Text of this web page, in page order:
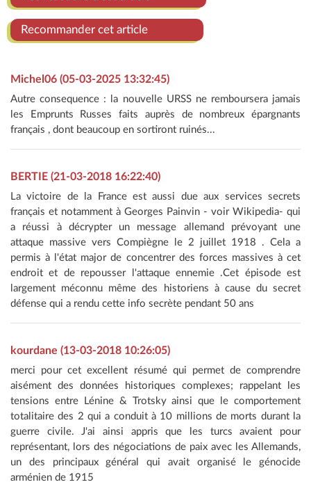
Recommander cet article
Michel06 (05-03-2025 13:32:45)
Autre consequence : la nouvelle URSS ne remboursera jamais
les Emprunts Russes faits auprès de nombreux épargnants
français , dont beaucoup en sortiront ruinés...
BERTIE (21-03-2018 16:22:40)
La victoire de la France est aussi due aux services secrets
français et notamment à Georges Painvin - voir Wikipedia- qui
a réussi à décrypter un message allemand prévoyant une
attaque massive vers Compiègne le 2 juillet 1918 . Cela a
permis à l'état major de concentrer des forces massives à cet
endroit et de repousser l'attaque ennemie .Cet épisode est
largement méconnu même des historiens à cause du secret
défense qui a rendu cette info secrète pendant 50 ans
kourdane (13-03-2018 10:26:05)
merci pour cet excellent résumé qui permet de comprendre
aisément des données historiques complexes; rappelant les
tensions entre Lénine & Trotsky ainsi que le comportement
totalitaire des 2 qui a conduit à 10 millions de morts durant la
guerre civile. J'ai ainsi appris que les turcs avaient pour
représentant, lors des négociations de paix avec les Allemands,
un des principaux général qui avait organisé le génocide
arménien de 1915